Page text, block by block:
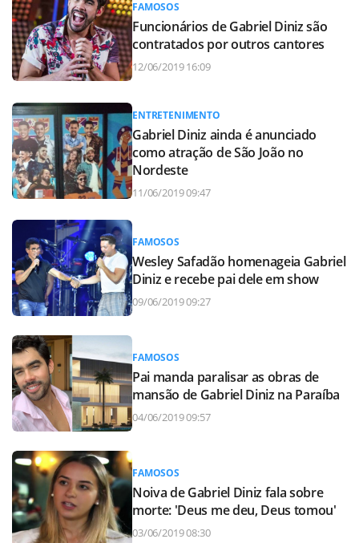
FAMOSOS
Funcionários de Gabriel Diniz são
contratados por outros cantores
12/06/2019 16:09
ENTRETENIMENTO
Gabriel Diniz ainda é anunciado
como atração de São João no
Nordeste
11/06/2019 09:47
FAMOSOS
Wesley Safadão homenageia Gabriel
Diniz e recebe pai dele em show
09/06/2019 09:27
FAMOSOS
Pai manda paralisar as obras de
mansão de Gabriel Diniz na Paraíba
04/06/2019 09:57
FAMOSOS
Noiva de Gabriel Diniz fala sobre
morte: 'Deus me deu, Deus tomou'
03/06/2019 08:30